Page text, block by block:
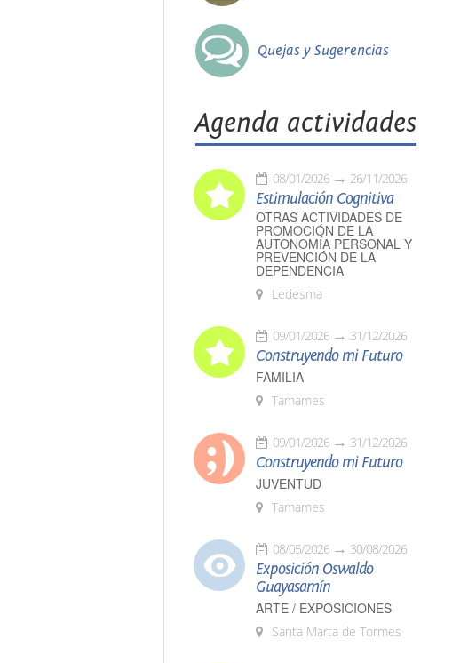
Quejas y Sugerencias
Agenda actividades
08/01/2026 26/11/2026
Estimulación Cognitiva
OTRAS ACTIVIDADES DE
PROMOCIÓN DE LA
AUTONOMÍA PERSONAL Y
PREVENCIÓN DE LA
DEPENDENCIA
Ledesma
09/01/2026 31/12/2026
Construyendo mi Futuro
FAMILIA
Tamames
09/01/2026 31/12/2026
Construyendo mi Futuro
JUVENTUD
Tamames
08/05/2026 30/08/2026
Exposición Oswaldo
Guayasamín
ARTE / EXPOSICIONES
Santa Marta de Tormes